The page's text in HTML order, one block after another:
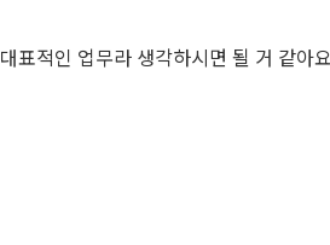
표적인 업무라 생각하시면 될 거 같아